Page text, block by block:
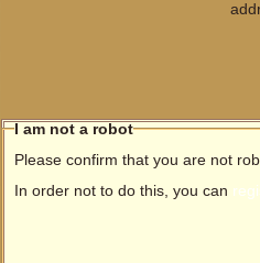
I am not a robot
Please confirm that you are not
In order not to do this, you can